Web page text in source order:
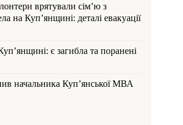
врятували сім’ю з
на Куп’янщині: деталі евакуації
є загибла та поранені
начальника Купʼянської МВА